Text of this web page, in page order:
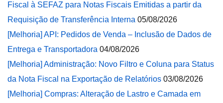
Fiscal à SEFAZ para Notas Fiscais Emitidas a partir da
Requisição de Transferência Interna 05/08/2026
[Melhoria] API: Pedidos de Venda – Inclusão de Dados de
Entrega e Transportadora 04/08/2026
[Melhoria] Administração: Novo Filtro e Coluna para Status
da Nota Fiscal na Exportação de Relatórios 03/08/2026
[Melhoria] Compras: Alteração de Lastro e Camada em